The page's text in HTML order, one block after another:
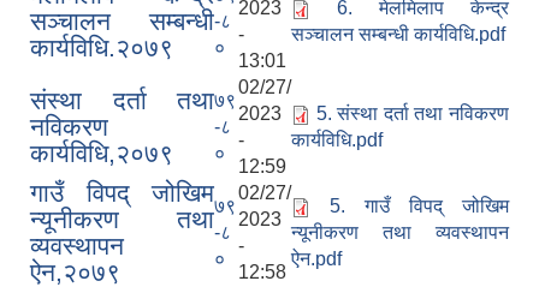
सञ्चालन सम्बन्धी
कार्यविधि.२०७९
-८
०
2023
-
13:01
6. मेलमिलाप केन्द्र
सञ्चालन सम्बन्धी कार्यविधि.pdf
संस्था दर्ता तथा
नविकरण
कार्यविधि,२०७९
७९
-८
०
02/27/
2023
-
12:59
5. संस्था दर्ता तथा नविकरण
कार्यविधि.pdf
गाउँ विपद् जोखिम
न्यूनीकरण तथा
व्यवस्थापन
ऐन,२०७९
७९
-८
०
02/27/
2023
-
12:58
5. गाउँ विपद् जोखिम
न्यूनीकरण तथा व्यवस्थापन
ऐन.pdf